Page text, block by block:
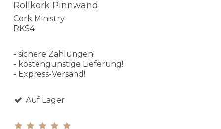
Rollkork Pinnwand
Cork Ministry
RKS4
- sichere Zahlungen!
- kostengünstige Lieferung!
- Express-Versand!
Auf Lager